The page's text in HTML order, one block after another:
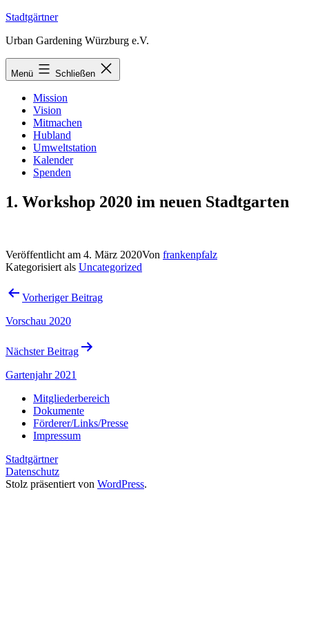
Zum
springen
Stadtgärtner
Urban Gardening Würzburg e.V.
Menü Schließen
Mission
Vision
Mitmachen
Hubland
Umweltstation
Kalender
Spenden
1. Workshop 2020 im neuen Stadtgarten
Veröffentlicht am 4. März 2020Von frankenpfalz
Kategorisiert als Uncategorized
Beitragsnavigation
Vorheriger Beitrag
Vorschau 2020
Nächster Beitrag
Gartenjahr 2021
Mitgliederbereich
Dokumente
Förderer/Links/Presse
Impressum
Stadtgärtner
Datenschutz
Stolz präsentiert von WordPress.